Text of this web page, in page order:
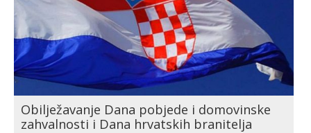
Obilježavanje Dana pobjede i domovinske
zahvalnosti i Dana hrvatskih branitelja